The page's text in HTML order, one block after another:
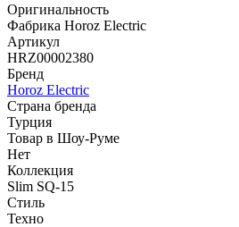
Оригинальность
Фабрика Horoz Electric
Артикул
HRZ00002380
Бренд
Horoz Electric
Страна бренда
Турция
Товар в Шоу-Руме
Нет
Коллекция
Slim SQ-15
Стиль
Техно